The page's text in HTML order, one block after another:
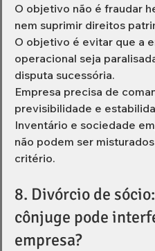
O objetivo não é fraudar
nem suprimir direitos
O objetivo é evitar que a
operacional seja
disputa sucessória.
Empresa precisa de
previsibilidade e
Inventário e sociedade
não podem ser
critério.
8. Divórcio de
cônjuge pode
empresa?